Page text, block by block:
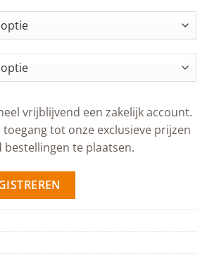
vrijblijvend een zakelijk account.
toegang tot onze exclusieve prijzen
bestellingen te plaatsen.